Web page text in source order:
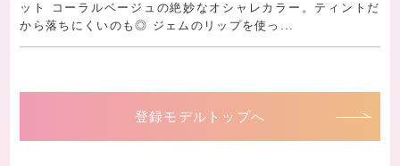
ット コーラルベージュの絶妙なオシャレカラー。ティントだ
から落ちにくいのも◎ ジェムのリップを使っ...
登録モデルトップへ